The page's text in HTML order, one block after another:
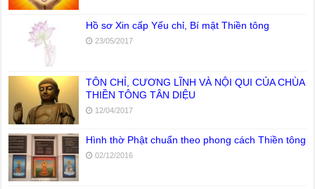
Hồ sơ Xin cấp Yếu chỉ, Bí mật Thiền tông
23/05/2017
TÔN CHỈ, CƯƠNG LĨNH VÀ NỘI QUI CỦA CHÙA
THIỀN TÔNG TÂN DIỆU
12/04/2017
Hình thờ Phật chuẩn theo phong cách Thiền tông
02/12/2016